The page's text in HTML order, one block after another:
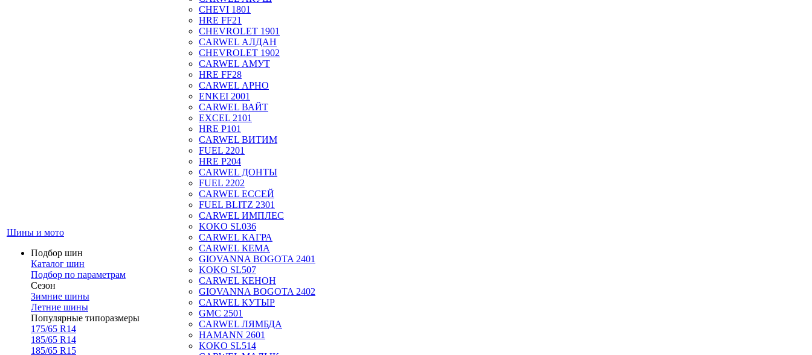
Шины и мото
Подбор шин
Каталог шин
Подбор по параметрам
Сезон
Зимние шины
Летние шины
Популярные типоразмеры
175/65 R14
185/65 R14
185/65 R15
CHEVI 1801
HRE FF21
CHEVROLET 1901
CARWEL АЛДАН
CHEVROLET 1902
CARWEL АМУТ
HRE FF28
CARWEL АРНО
ENKEI 2001
CARWEL ВАЙТ
EXCEL 2101
HRE P101
CARWEL ВИТИМ
FUEL 2201
HRE P204
CARWEL ДОНТЫ
FUEL 2202
CARWEL ЕССЕЙ
FUEL BLITZ 2301
CARWEL ИМПЛЕС
KOKO SL036
CARWEL КАГРА
CARWEL КЕМА
GIOVANNA BOGOTA 2401
KOKO SL507
CARWEL КЕНОН
GIOVANNA BOGOTA 2402
CARWEL КУТЫР
GMC 2501
CARWEL ЛЯМБДА
HAMANN 2601
KOKO SL514